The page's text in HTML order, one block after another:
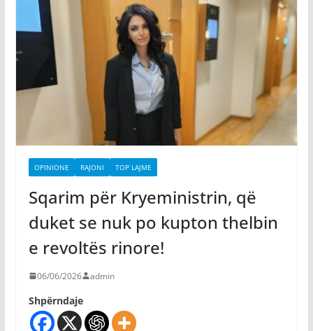
OPINIONE RAJONI TOP LAJME
Sqarim për Kryeministrin, që
duket se nuk po kupton thelbin
e revoltës rinore!
06/06/2026 admin
Shpërndaje